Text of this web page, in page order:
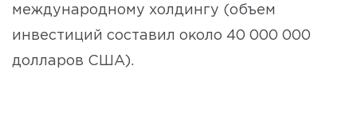
международному холдингу (объем
инвестиций составил около 40 000 000
долларов США).